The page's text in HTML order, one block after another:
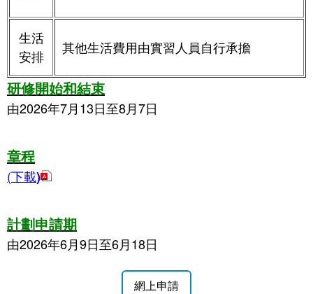
生活
安排
其他生活費用由實習人員自行承擔
研修開始和結束
由2026年7月13日至8月7日
章程
(下載)
計劃申請期
由2026年6月9日至6月18日
網上申請